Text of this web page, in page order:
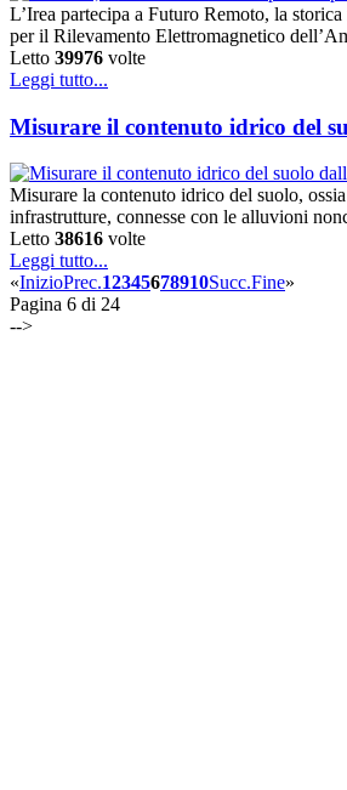
L’Irea partecipa a Futuro Remoto, la
per il Rilevamento Elettromagnetico
Letto 39976 volte
Leggi tutto...
Misurare il contenuto idrico del
Misurare la contenuto idrico del suolo,
infrastrutture, connesse con le alluvioni
Letto 38616 volte
Leggi tutto...
«InizioPrec.12345678910Succ.Fine»
Pagina 6 di 24
-->